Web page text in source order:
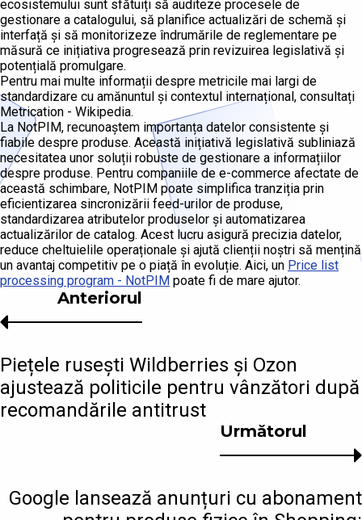
ecosistemului sunt sfătuiți să auditeze procesele de
gestionare a catalogului, să planifice actualizări de schemă și
interfață și să monitorizeze îndrumările de reglementare pe
măsură ce inițiativa progresează prin revizuirea legislativă și
potențială promulgare.
Pentru mai multe informații despre metricile mai largi de
standardizare cu amănuntul și contextul internațional, consultați
Metrication - Wikipedia.
La NotPIM, recunoaștem importanța datelor consistente și
fiabile despre produse. Această inițiativă legislativă subliniază
necesitatea unor soluții robuste de gestionare a informațiilor
despre produse. Pentru companiile de e-commerce afectate de
această schimbare, NotPIM poate simplifica tranziția prin
eficientizarea sincronizării feed-urilor de produse,
standardizarea atributelor produselor și automatizarea
actualizărilor de catalog. Acest lucru asigură precizia datelor,
reduce cheltuielile operaționale și ajută clienții noștri să mențină
un avantaj competitiv pe o piață în evoluție. Aici, un Price list
processing program - NotPIM poate fi de mare ajutor.
Următorul
Google lansează anunțuri cu abonament
Anteriorul
Piețele rusești Wildberries și Ozon
ajustează politicile pentru vânzători după
recomandările antitrust